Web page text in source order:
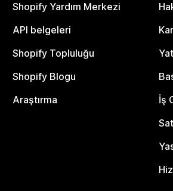
Shopify Yardım Merkezi
API belgeleri
Shopify Topluluğu
Shopify Blogu
Araştırma
İş